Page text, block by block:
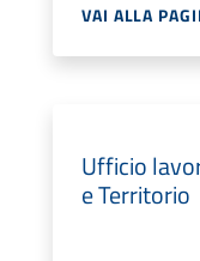
VAI ALLA
Ufficio
e Territorio